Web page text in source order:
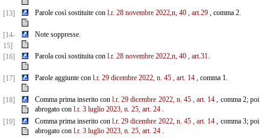
[13] Parole così sostituite con l.r. 28 novembre 2022,n, 40 , art.29, comma 2.
[14-
15]
Note soppresse.
[16] Parola così sostituita con l.r. 28 novembre 2022,n, 40 , art.31.
[17] Parole aggiunte con l.r. 29 dicembre 2022, n. 45 , art. 14, comma 1.
[18] Comma prima inserito conl.r. 29 dicembre 2022, n. 45 , art. 14 , comma 2; poi
abrogato con l.r. 3 luglio 2023, n. 25, art. 24.
[19]
Comma prima inserito conl.r. 29 dicembre 2022, n. 45 , art. 14 , comma 3; poi
abrogato con l.r. 3 luglio 2023, n. 25, art. 24.